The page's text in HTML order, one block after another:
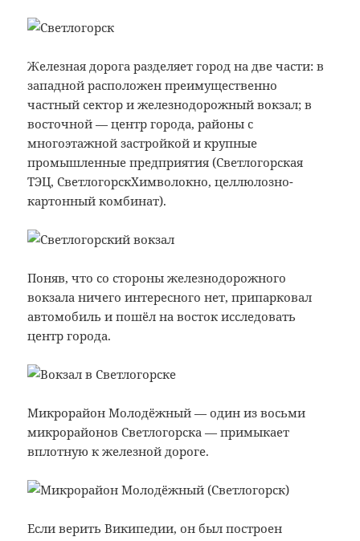
Железная дорога разделяет город на две части: в
западной расположен преимущественно
частный сектор и железнодорожный вокзал; в
восточной — центр города, районы с
многоэтажной застройкой и крупные
промышленные предприятия (Светлогорская
ТЭЦ, СветлогорскХимволокно, целлюлозно-
картонный комбинат).
Поняв, что со стороны железнодорожного
вокзала ничего интересного нет, припарковал
автомобиль и пошёл на восток исследовать
центр города.
Микрорайон Молодёжный — один из восьми
микрорайонов Светлогорска — примыкает
вплотную к железной дороге.
Если верить Википедии, он был построен